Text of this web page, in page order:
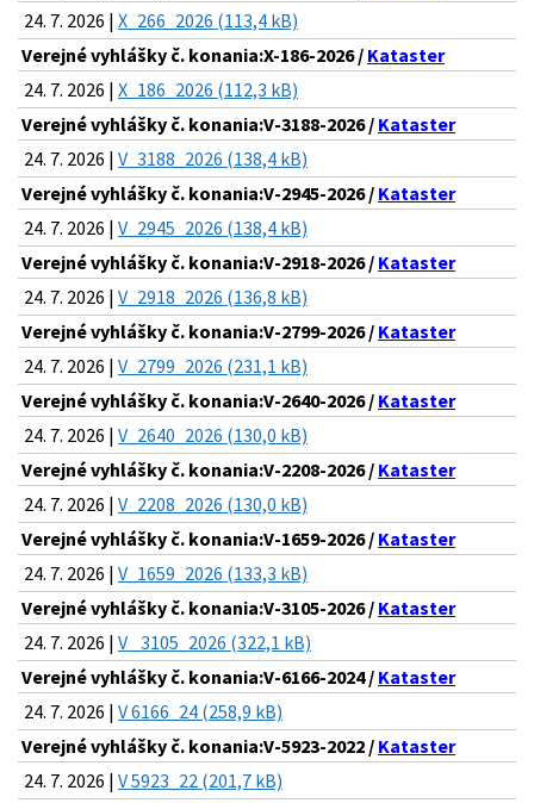
24. 7. 2026 | X_266_2026 (113,4 kB)
Verejné vyhlášky č. konania:X-186-2026 / Kataster
24. 7. 2026 | X_186_2026 (112,3 kB)
Verejné vyhlášky č. konania:V-3188-2026 / Kataster
24. 7. 2026 | V_3188_2026 (138,4 kB)
Verejné vyhlášky č. konania:V-2945-2026 / Kataster
24. 7. 2026 | V_2945_2026 (138,4 kB)
Verejné vyhlášky č. konania:V-2918-2026 / Kataster
24. 7. 2026 | V_2918_2026 (136,8 kB)
Verejné vyhlášky č. konania:V-2799-2026 / Kataster
24. 7. 2026 | V_2799_2026 (231,1 kB)
Verejné vyhlášky č. konania:V-2640-2026 / Kataster
24. 7. 2026 | V_2640_2026 (130,0 kB)
Verejné vyhlášky č. konania:V-2208-2026 / Kataster
24. 7. 2026 | V_2208_2026 (130,0 kB)
Verejné vyhlášky č. konania:V-1659-2026 / Kataster
24. 7. 2026 | V_1659_2026 (133,3 kB)
Verejné vyhlášky č. konania:V-3105-2026 / Kataster
24. 7. 2026 | V _3105_2026 (322,1 kB)
Verejné vyhlášky č. konania:V-6166-2024 / Kataster
24. 7. 2026 | V 6166_24 (258,9 kB)
Verejné vyhlášky č. konania:V-5923-2022 / Kataster
24. 7. 2026 | V 5923_22 (201,7 kB)